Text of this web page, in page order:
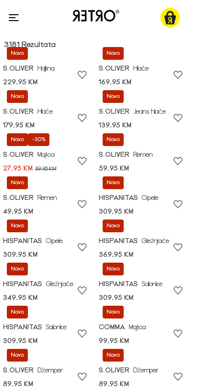
3181 Rezultata
Novo
S.OLIVER
Haljina
229,95 KM
Novo
S.OLIVER
Hlače
169,95 KM
Novo
S.OLIVER
Hlače
179,95 KM
Novo
S.OLIVER
Jeans hlače
139,95 KM
Novo -30%
S.OLIVER
Majica
27,95 KM 39,95 KM
Novo
S.OLIVER
Remen
59,95 KM
Novo
S.OLIVER
Remen
49,95 KM
Novo
HISPANITAS
Cipele
309,95 KM
Novo
HISPANITAS
Cipele
309,95 KM
Novo
HISPANITAS
Gležnjače
369,95 KM
Novo
HISPANITAS
Gležnjače
349,95 KM
Novo
HISPANITAS
Salonke
309,95 KM
Novo
HISPANITAS
Salonke
309,95 KM
Novo
COMMA
Majica
99,95 KM
Novo
S.OLIVER
Džemper
89,95 KM
Novo
S.OLIVER
Džemper
89,95 KM